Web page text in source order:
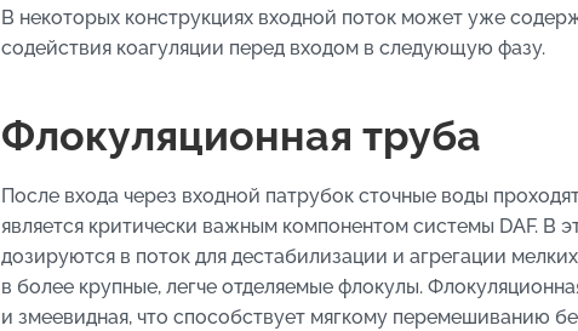
В некоторых конструкциях входной поток может уже
содействия коагуляции перед входом в следующую фазу.
Флокуляционная труба
После входа через входной патрубок сточные воды
является критически важным компонентом системы DAF. В
дозируются в поток для дестабилизации и агрегации
в более крупные, легче отделяемые флокулы.
и змеевидная, что способствует мягкому перемешиванию